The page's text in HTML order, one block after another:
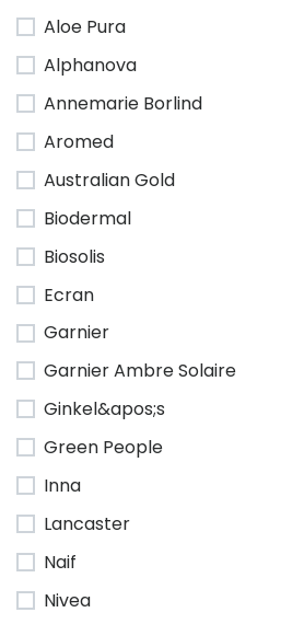
Aloe Pura
Alphanova
Annemarie Borlind
Aromed
Australian Gold
Biodermal
Biosolis
Ecran
Garnier
Garnier Ambre Solaire
Ginkel&apos;s
Green People
Inna
Lancaster
Naif
Nivea